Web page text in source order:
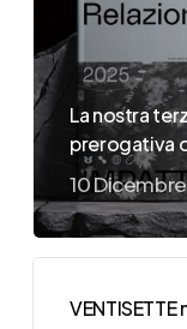
La nostra
prerogativa
10